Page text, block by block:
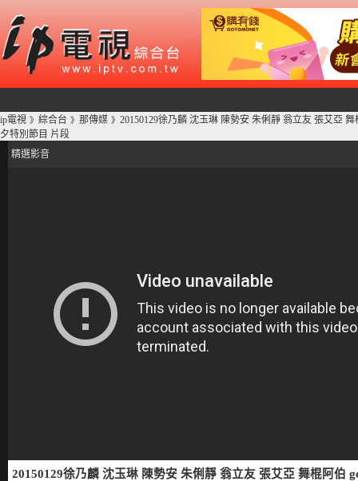
ip電視 》 綜合台 》 那傳媒 》 20150129徐乃麟 沈玉琳 陳勢安 朱俐靜 翁立友 張艾亞
夕特別節目 片段
精選影音
20150129徐乃麟 沈玉琳 陳勢安 朱俐靜 翁立友 張艾亞 舞棍阿伯